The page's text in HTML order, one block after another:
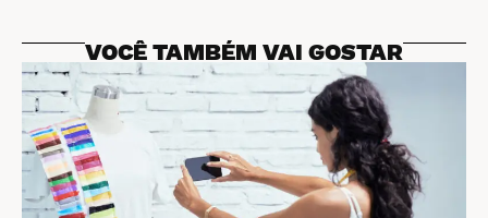
VOCÊ TAMBÉM VAI GOSTAR